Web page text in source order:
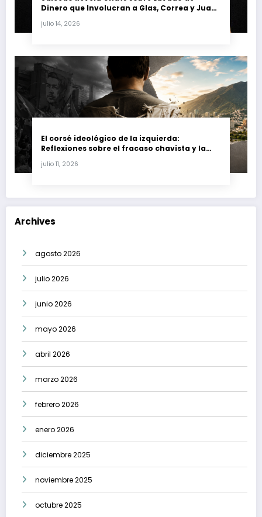
Dinero que Involucran a Glas, Correa y Juan
julio 14, 2026
El corsé ideológico de la izquierda:
Reflexiones sobre el fracaso chavista y la
julio 11, 2026
Archives
agosto 2026
julio 2026
junio 2026
mayo 2026
abril 2026
marzo 2026
febrero 2026
enero 2026
diciembre 2025
noviembre 2025
octubre 2025